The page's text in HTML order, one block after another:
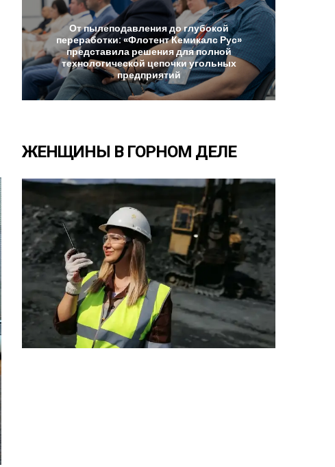
Отпылеподавлениядоглубокой
переработки:«ФлотентКемикалсРус»
представила решениядляполной
технологическойцепочкиугольных
предприятий
ЖЕНЩИНЫ В ГОРНОМ ДЕЛЕ